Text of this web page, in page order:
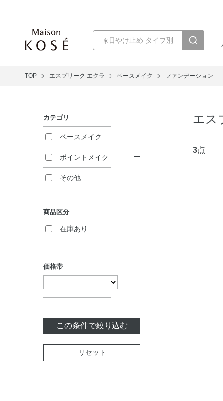
TOP エスプリーク エクラ ベースメイク ファンデーション
エス
カテゴリ
ベースメイク
ファンデーション
化粧下地
ポイントメイク
口紅・リキッドル
ージュ
その他
商品区分
在庫あり
価格帯
この条件で絞り込む
リセット
3点